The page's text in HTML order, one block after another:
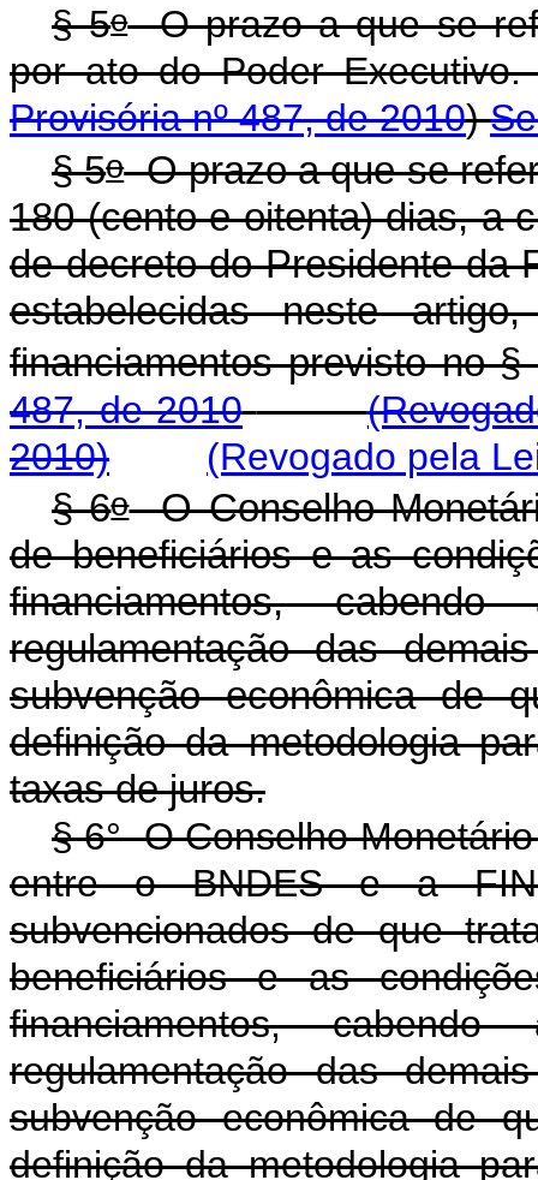
§ 5oO prazo a que se
por ato do Poder
Provisória nº 487, de 2010)
§ 5oO prazo a que se
180 (cento e oitenta) dias, a
de decreto do Presidente da
estabelecidas neste
financiamentos previsto no §
487, de 2010
2010)
(Revogado pela
§ 6oO Conselho
de beneficiários e as
financiamentos,
regulamentação das
subvenção econômica de
definição da metodologia
taxas de juros.
§ 6° O Conselho
entre o BNDES e a
subvencionados de que
beneficiários e as
financiamentos,
regulamentação das
subvenção econômica de
definição da metodologia